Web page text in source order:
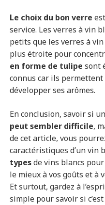
Le choix du bon verre
service. Les verres à vin
petits que les verres à
plus étroite pour
en forme de tulipe sont
connus car ils
développer ses arômes.
En conclusion, savoir si
peut sembler difficile,
de cet article, vous
caractéristiques d’un vin
typesde vins blancs
le mieux à vos goûts et à
Et surtout, gardez à
simple pour savoir si